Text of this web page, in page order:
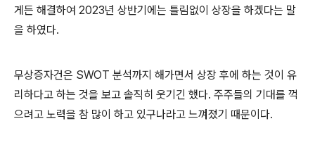
게든 해결하여 2023년 상반기에는 틀림없이 상장을 하겠다는 말
을 하였다.
무상증자건은 SWOT 분석까지 해가면서 상장 후에 하는 것이 유
리하다고 하는 것을 보고 솔직히 웃기긴 했다. 주주들의 기대를 꺽
으려고 노력을 참 많이 하고 있구나라고 느껴졌기 때문이다.